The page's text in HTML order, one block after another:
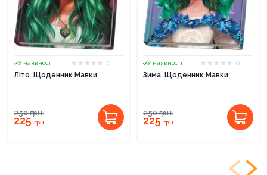
У наявності
0
Літо. Щоденник Мавки
250грн.
225грн.
У наявності
0
Зима. Щоденник Мавки
250грн.
225грн.